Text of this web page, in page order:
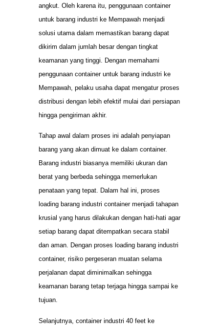
angkut. Oleh karena itu, penggunaan container
untuk barang industri ke Mempawah menjadi
solusi utama dalam memastikan barang dapat
dikirim dalam jumlah besar dengan tingkat
keamanan yang tinggi. Dengan memahami
penggunaan container untuk barang industri ke
Mempawah, pelaku usaha dapat mengatur proses
distribusi dengan lebih efektif mulai dari persiapan
hingga pengiriman akhir.
Tahap awal dalam proses ini adalah penyiapan
barang yang akan dimuat ke dalam container.
Barang industri biasanya memiliki ukuran dan
berat yang berbeda sehingga memerlukan
penataan yang tepat. Dalam hal ini, proses
loading barang industri container menjadi tahapan
krusial yang harus dilakukan dengan hati-hati agar
setiap barang dapat ditempatkan secara stabil
dan aman. Dengan proses loading barang industri
container, risiko pergeseran muatan selama
perjalanan dapat diminimalkan sehingga
keamanan barang tetap terjaga hingga sampai ke
tujuan.
Selanjutnya, container industri 40 feet ke